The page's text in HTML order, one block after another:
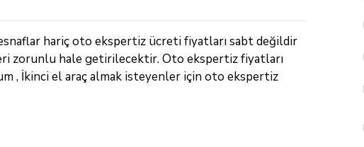
hariç oto ekspertiz ücreti fiyatları sabt değildir
zorunlu hale getirilecektir. Oto ekspertiz fiyatları
, İkinci el araç almak isteyenler için oto ekspertiz